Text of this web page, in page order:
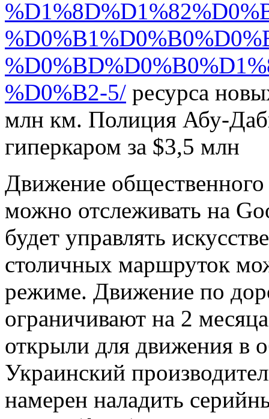
%D0%B2-5/ ресурса
млн км. Полиция Абу-
гиперкаром за $3,5 млн
Движение общественного
можно отслеживать на
будет управлять
столичных маршруток
режиме. Движение по
ограничивают на 2
открыли для движения в
Украинский
намерен наладить